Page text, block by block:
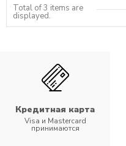
Total of 3 items are
displayed.
Кредитная карта
Visa и Mastercard
принимаются